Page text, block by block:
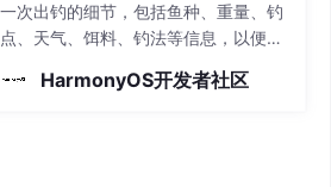
一次出钓的细节，包括鱼种、重量、钓
点、天气、饵料、钓法等信息，以便长
入剖析一款基于 HarmonyOS ArkTS 声
HarmonyOS开发者社区